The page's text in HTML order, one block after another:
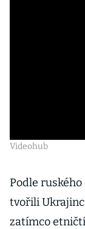
Videohub
Podle
tvořili
zatímco etničtí